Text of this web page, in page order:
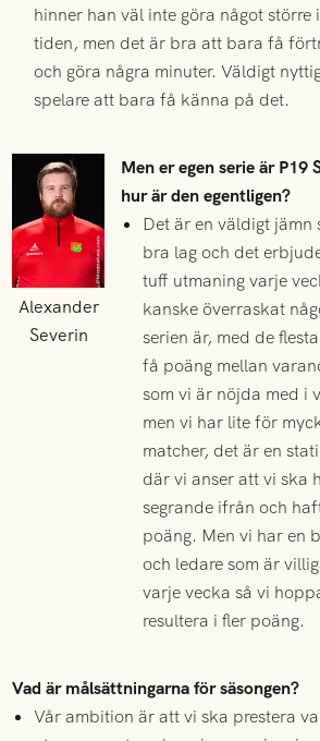
hinner han väl inte göra något
tiden, men det är bra att bara få
och göra några minuter. Väldigt
spelare att bara få känna på det.
Alexander
Severin
Men er egen serie är P19
hur är den egentligen?
Det är en väldigt jämn
bra lag och det
tuff utmaning varje
kanske överraskat
serien ​är, med de
få poäng mellan
som vi är nöjda med i
men vi har lite för
matcher, det är en
där vi anser att vi ska
segrande ifrån och
poäng. Men vi har en
och ledare som är
varje vecka så vi
resultera i fler poäng.
Vad är målsättningarna för säsongen?
Vår ambition är att vi ska prestera